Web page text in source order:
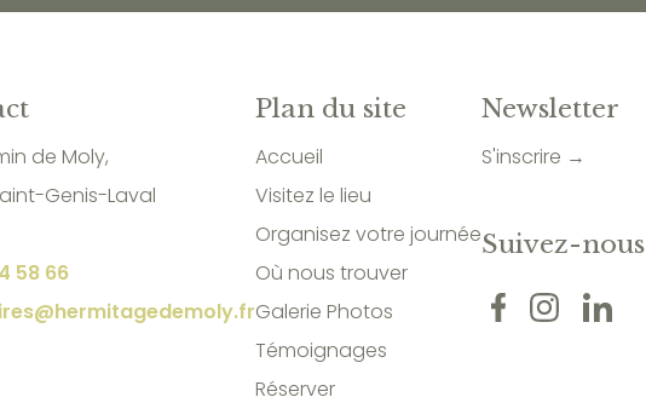
de Moly,
Genis-Laval
58 66
Plan du site
Accueil
Visitez le lieu
Organisez votre journée
Où nous trouver
Galerie Photos
Témoignages
Réserver
Newsletter
S'inscrire →
Suivez-nous